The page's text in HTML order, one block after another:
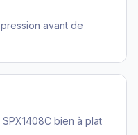
avant de
bien à plat